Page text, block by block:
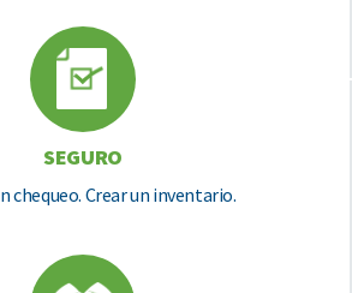
SEGURO
chequeo. Crear un inventario.